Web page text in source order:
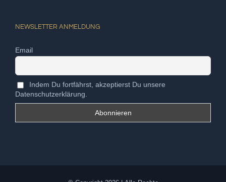
NEWSLETTER ANMELDUNG
Email
Indem Du fortfährst, akzeptierst Du unsere
Datenschutzerklärung.